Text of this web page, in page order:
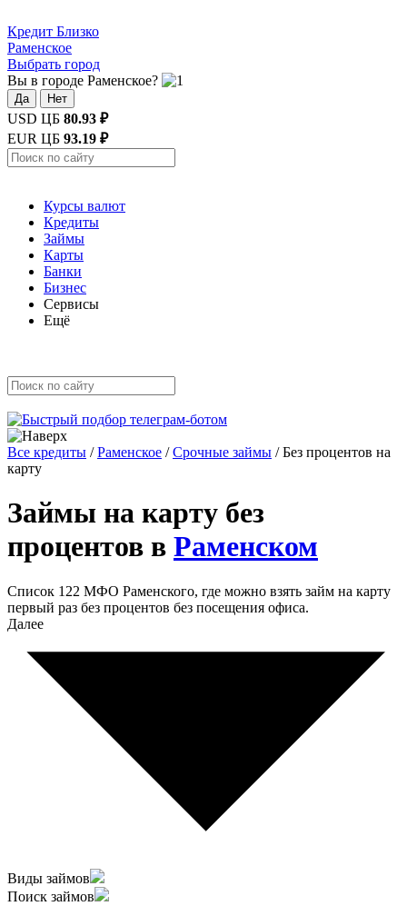
Кредит Близко
Раменское
Выбрать город
Вы в городе Раменское?
Да Нет
USD ЦБ 80.93 ₽
EUR ЦБ 93.19 ₽
Курсы валют
Кредиты
Займы
Карты
Банки
Бизнес
Сервисы
Ещё
Все кредиты /Раменское /Срочные займы /Без процентов на
карту
Займы на карту без
процентов в Раменском
Список 122 МФО Раменского, где можно взять займ на карту
первый раз без процентов без посещения офиса.
Далее
Виды займов
Поиск займов